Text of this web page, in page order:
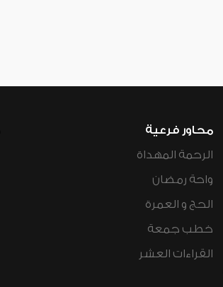
محاور فرعية
الرحمة المهداة
واحة رمضان
الحج و العمرة
خطب جمعة
القراءات العشر